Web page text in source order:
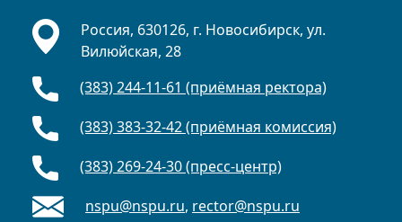
Россия, 630126, г. Новосибирск, ул.
Вилюйская, 28
(383) 244-11-61 (приёмная ректора)
(383) 383-32-42 (приёмная комиссия)
(383) 269-24-30 (пресс-центр)
nspu@nspu.ru, rector@nspu.ru